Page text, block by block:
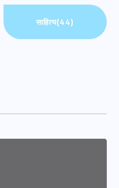
साहित्य(44)